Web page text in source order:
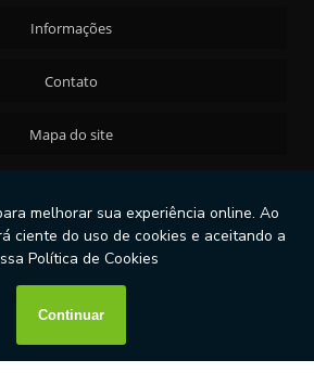
Informações
Contato
Mapa do site
112181-0252
contato@ricex.com.br